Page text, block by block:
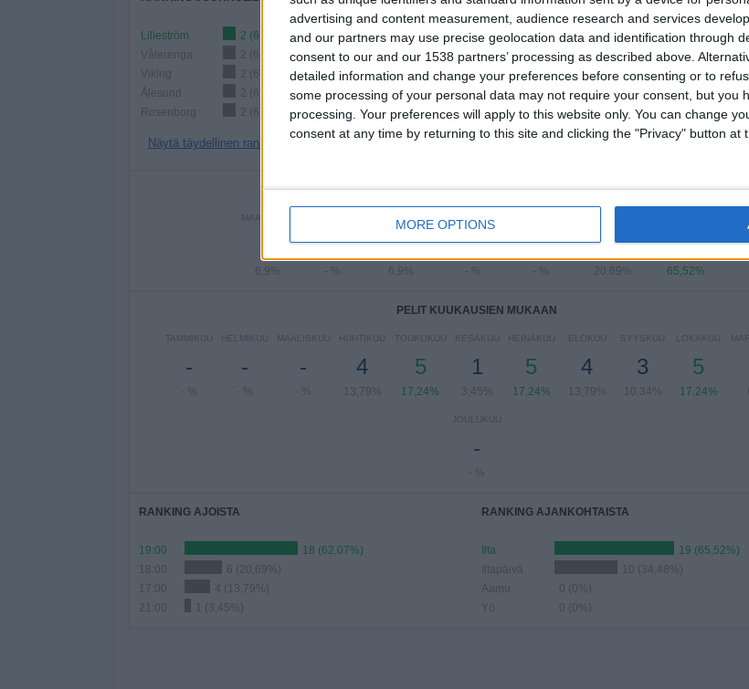
advertising and content measurement, audience research and services
and our partners may use precise geolocation data and identification through
consent to our and our 1538 partners’ processing as described above.
detailed information and change your preferences before consenting or to
some processing of your personal data may not require your consent, but you
processing. Your preferences will apply to this website only. You can change
consent at any time by returning to this site and clicking the "Privacy" button at
MORE OPTIONS
Lilleström
2 (6,9%)
Vålerenga
2 (6,9%)
Viking
2 (6,9%)
Ålesund
2 (6,9%)
Rosenborg
2 (6,9%)
Näytä täydellinen ranking
Eliteserien
Näytä täydellinen ranking
PELIT VIIKONPÄIVIEN MUKAAN
MAANANTAI
6,9%
-
- %
2
6,9%
-
- %
-
- %
6
20,69%
19
65,52%
PELIT KUUKAUSIEN MUKAAN
TAMMIKUU
-
- %
HELMIKUU
-
- %
MAALISKUU
-
- %
HUHTIKUU
4
13,79%
TOUKOKUU
5
17,24%
KESÄKUU
1
3,45%
HEINÄKUU
5
17,24%
ELOKUU
4
13,79%
SYYSKUU
3
10,34%
LOKAKUU
5
17,24%
JOULUKUU
-
- %
RANKING AJOISTA
19:00
18 (62,07%)
18:00
6 (20,69%)
17:00
4 (13,79%)
21:00
1 (3,45%)
RANKING AJANKOHTAISTA
Ilta
19 (65,52%)
Iltapäivä
10 (34,48%)
Aamu
0 (0%)
Yö
0 (0%)